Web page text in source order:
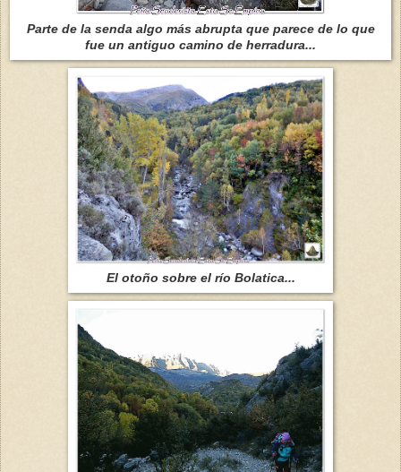
Parte de la senda algo más abrupta que parece de lo que
fue un antiguo camino de herradura...
El otoño sobre el río Bolatica...